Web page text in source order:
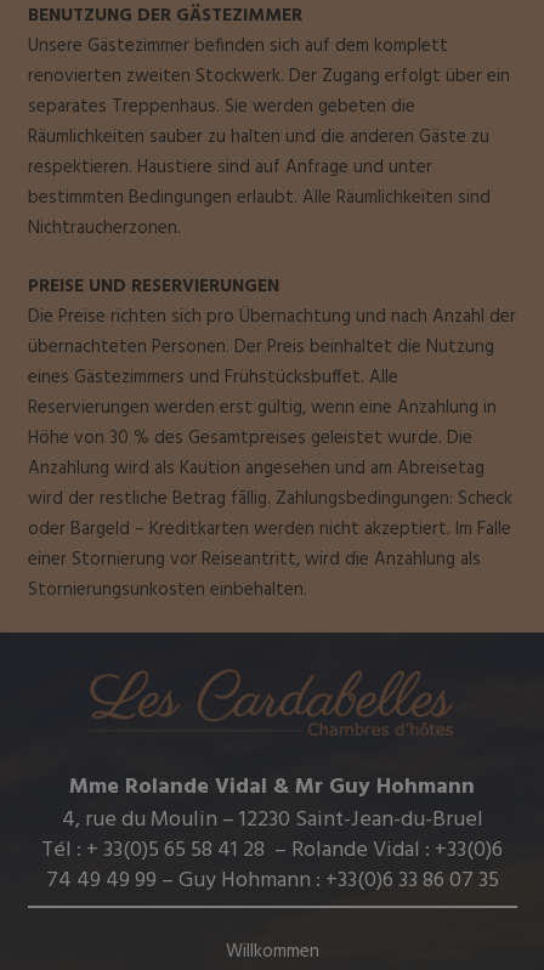
BENUTZUNG DER GÄSTEZIMMER
Unsere Gästezimmer befinden sich auf dem komplett
renovierten zweiten Stockwerk. Der Zugang erfolgt über ein
separates Treppenhaus. Sie werden gebeten die
Räumlichkeiten sauber zu halten und die anderen Gäste zu
respektieren. Haustiere sind auf Anfrage und unter
bestimmten Bedingungen erlaubt. Alle Räumlichkeiten sind
Nichtraucherzonen.
PREISE UND RESERVIERUNGEN
Die Preise richten sich pro Übernachtung und nach Anzahl der
übernachteten Personen. Der Preis beinhaltet die Nutzung
eines Gästezimmers und Frühstücksbuffet. Alle
Reservierungen werden erst gültig, wenn eine Anzahlung in
Höhe von 30 % des Gesamtpreises geleistet wurde. Die
Anzahlung wird als Kaution angesehen und am Abreisetag
wird der restliche Betrag fãllig. Zahlungsbedingungen: Scheck
oder Bargeld – Kreditkarten werden nicht akzeptiert. Im Falle
einer Stornierung vor Reiseantritt, wird die Anzahlung als
Stornierungsunkosten einbehalten.
Mme Rolande Vidal & Mr Guy Hohmann
4, rue du Moulin – 12230 Saint-Jean-du-Bruel
Tél : + 33(0)5 65 58 41 28 – Rolande Vidal : +33(0)6
74 49 49 99 – Guy Hohmann : +33(0)6 33 86 07 35
Willkommen